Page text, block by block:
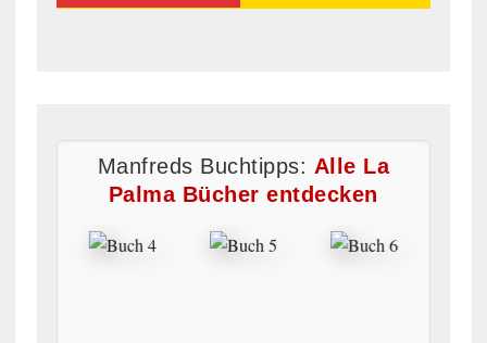
Manfreds Buchtipps: Alle La
Palma Bücher entdecken